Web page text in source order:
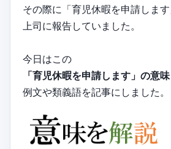
その際に「育児休暇を申請します
上司に報告していました。
今日はこの
「育児休暇を申請します」の意味
例文や類義語を記事にしました。